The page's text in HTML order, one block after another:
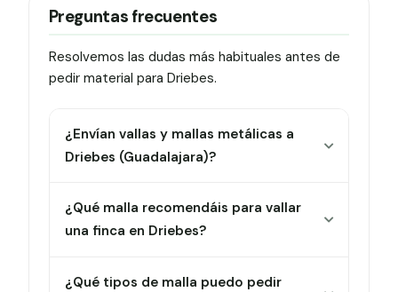
Preguntas frecuentes
Resolvemos las dudas más habituales antes de
pedir material para Driebes.
¿Envían vallas y mallas metálicas a
Driebes (Guadalajara)?
¿Qué malla recomendáis para vallar
una finca en Driebes?
¿Qué tipos de malla puedo pedir